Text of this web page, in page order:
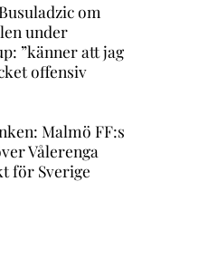
om
under
”känner att jag
offensiv
Malmö FF:s
Vålerenga
för Sverige